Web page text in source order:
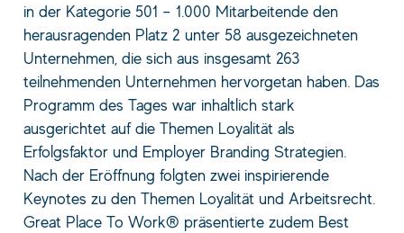
in der Kategorie 501 – 1.000 Mitarbeitende den
herausragenden Platz 2 unter 58 ausgezeichneten
Unternehmen, die sich aus insgesamt 263
teilnehmenden Unternehmen hervorgetan haben. Das
Programm des Tages war inhaltlich stark
ausgerichtet auf die Themen Loyalität als
Erfolgsfaktor und Employer Branding Strategien.
Nach der Eröffnung folgten zwei inspirierende
Keynotes zu den Themen Loyalität und Arbeitsrecht.
Great Place To Work® präsentierte zudem Best